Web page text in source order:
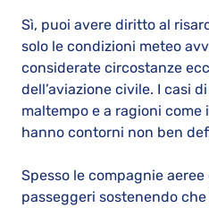
Sì, puoi avere diritto al
solo le condizioni meteo
considerate circostanze
dell’aviazione civile. I casi
maltempo e a ragioni come
hanno contorni non ben
Spesso le compagnie
passeggeri sostenendo